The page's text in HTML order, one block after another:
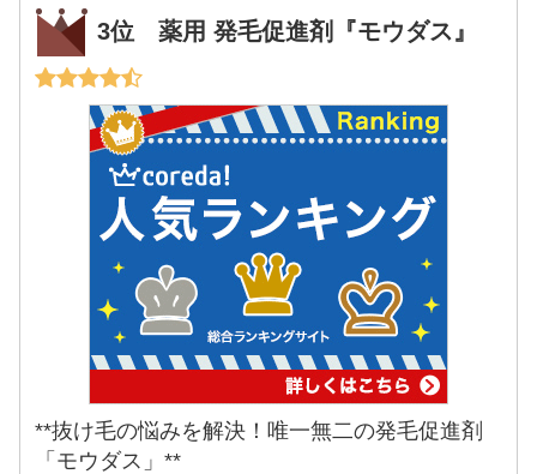
3位 薬用 発毛促進剤『モウダス』
**抜け毛の悩みを解決！唯一無二の発毛促進剤
「モウダス」**